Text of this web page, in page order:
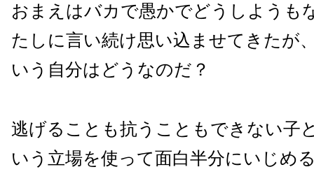
おまえはバカで愚かでどうしようも
たしに言い続け思い込ませてきたが
いう自分はどうなのだ？
逃げることも抗うこともできない子
いう立場を使って面白半分にいじめ